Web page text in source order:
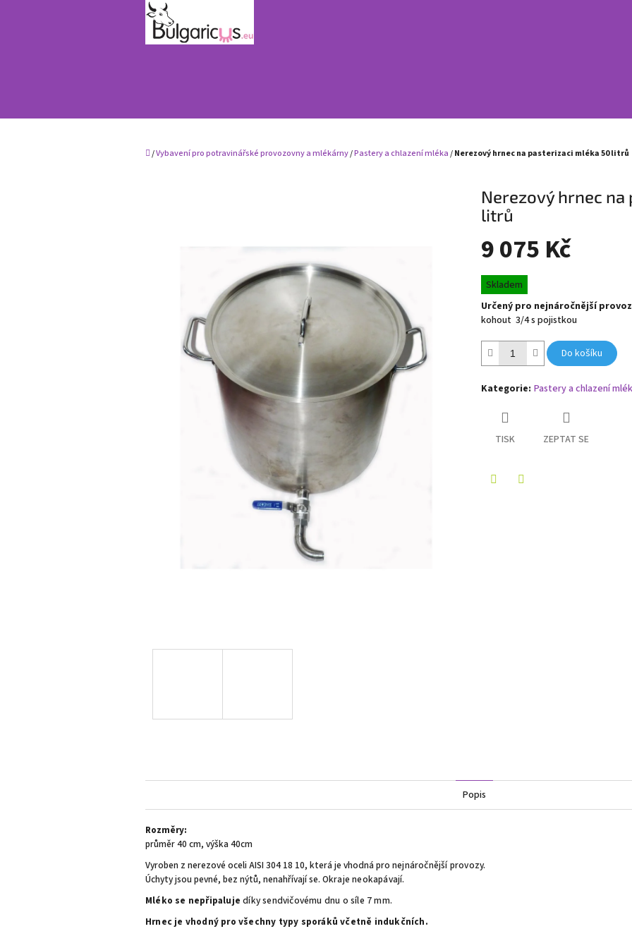
Domů
/Vybavení pro potravinářské provozovny a mlékárny/Pastery a chlazení mléka/Nerezový hrnec na pasterizaci mléka 50 litrů
Nerezový hrnec
litrů
9 075 Kč
Měrná
cena:
Skladem
Určený pro nejnáročnější
kohout 3/4 s pojistkou
Do košíku
Kategorie: Pastery a chlazení
TISK ZEPTAT SE
Popis
Rozměry:
průměr 40 cm, výška 40cm
Vyroben z nerezové oceli AISI 304 18 10, která je vhodná pro nejnáročnější provozy.
Úchyty jsou pevné, bez nýtů, nenahřívají se. Okraje neokapávají.
Mléko se nepřipaluje díky sendvičovému dnu o síle 7 mm.
Hrnec je vhodný pro všechny typy sporáků včetně indukčních.